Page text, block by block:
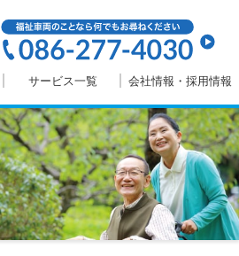
サービス一覧 会社情報・採用情報